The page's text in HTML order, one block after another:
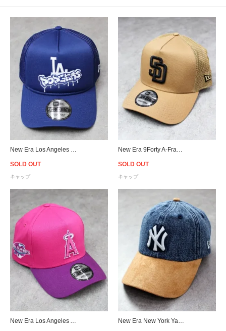
SOLD OUT
キャップ
SOLD OUT
キャップ